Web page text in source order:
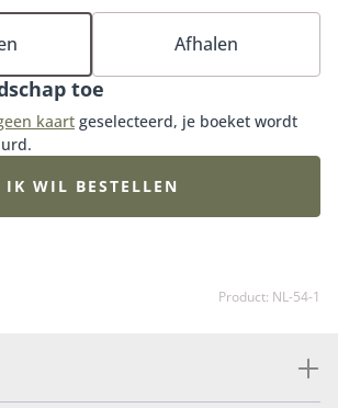
toe
kaart geselecteerd, je boeket wordt
Afhalen
IK WIL BESTELLEN
Product: NL-54-1